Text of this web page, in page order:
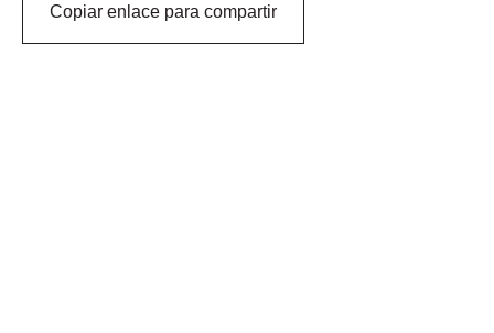
Copiar enlace para compartir